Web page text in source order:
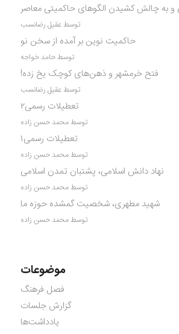
و به چالش کشیدن الگوهای حاکمیتی معاصر
توسط عقیل رضانسب
حاکمیت نوین بر آمده از سخن نو
توسط حامد خواجه
فتح خرمشهر و ذهن‌های کوچک یخ زده!
توسط عقیل رضانسب
تعطیلات رسمی۲
توسط محمد حسن زاده
تعطیلات رسمی۱
توسط محمد حسن زاده
نهاد دانش اسلامی، پشتبان تمدن اسلامی
توسط محمد حسن زاده
شهید مطهری، شخصیت گمشده حوزه ما
توسط محمد حسن زاده
موضوعات
فصل فرهنگ
گزارش جلسات
یادداشت‌ها